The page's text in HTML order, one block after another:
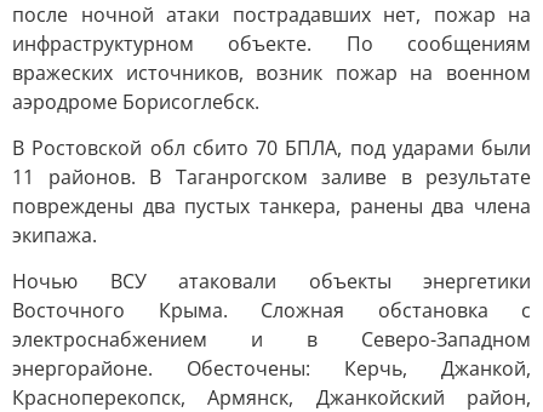
после ночной атаки пострадавших нет, пожар на
инфраструктурном объекте. По сообщениям
вражеских источников, возник пожар на военном
аэродроме Борисоглебск.
В Ростовской обл сбито 70 БПЛА, под ударами были
11 районов. В Таганрогском заливе в результате
повреждены два пустых танкера, ранены два члена
экипажа.
Ночью ВСУ атаковали объекты энергетики
Восточного Крыма. Сложная обстановка с
электроснабжением и в Северо-Западном
энергорайоне. Обесточены: Керчь, Джанкой,
Красноперекопск, Армянск, Джанкойский район,